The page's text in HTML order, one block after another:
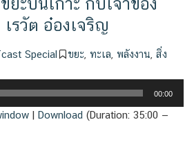
รวัต อ๋องเจริญ
Special ขยะ ทะเล พลังงาน สิ่ง
00:00
| Download (Duration: 35:00 —